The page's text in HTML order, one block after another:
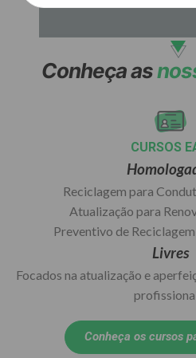
Conheça as
CURSOS
Reciclagem para
Atualização para
Preventivo de
Livres
Focados na atualização e
Conheça os cursos